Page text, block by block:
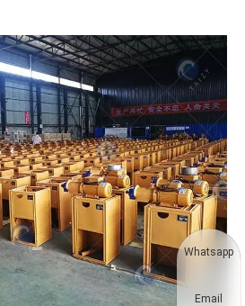
Whatsapp
Email